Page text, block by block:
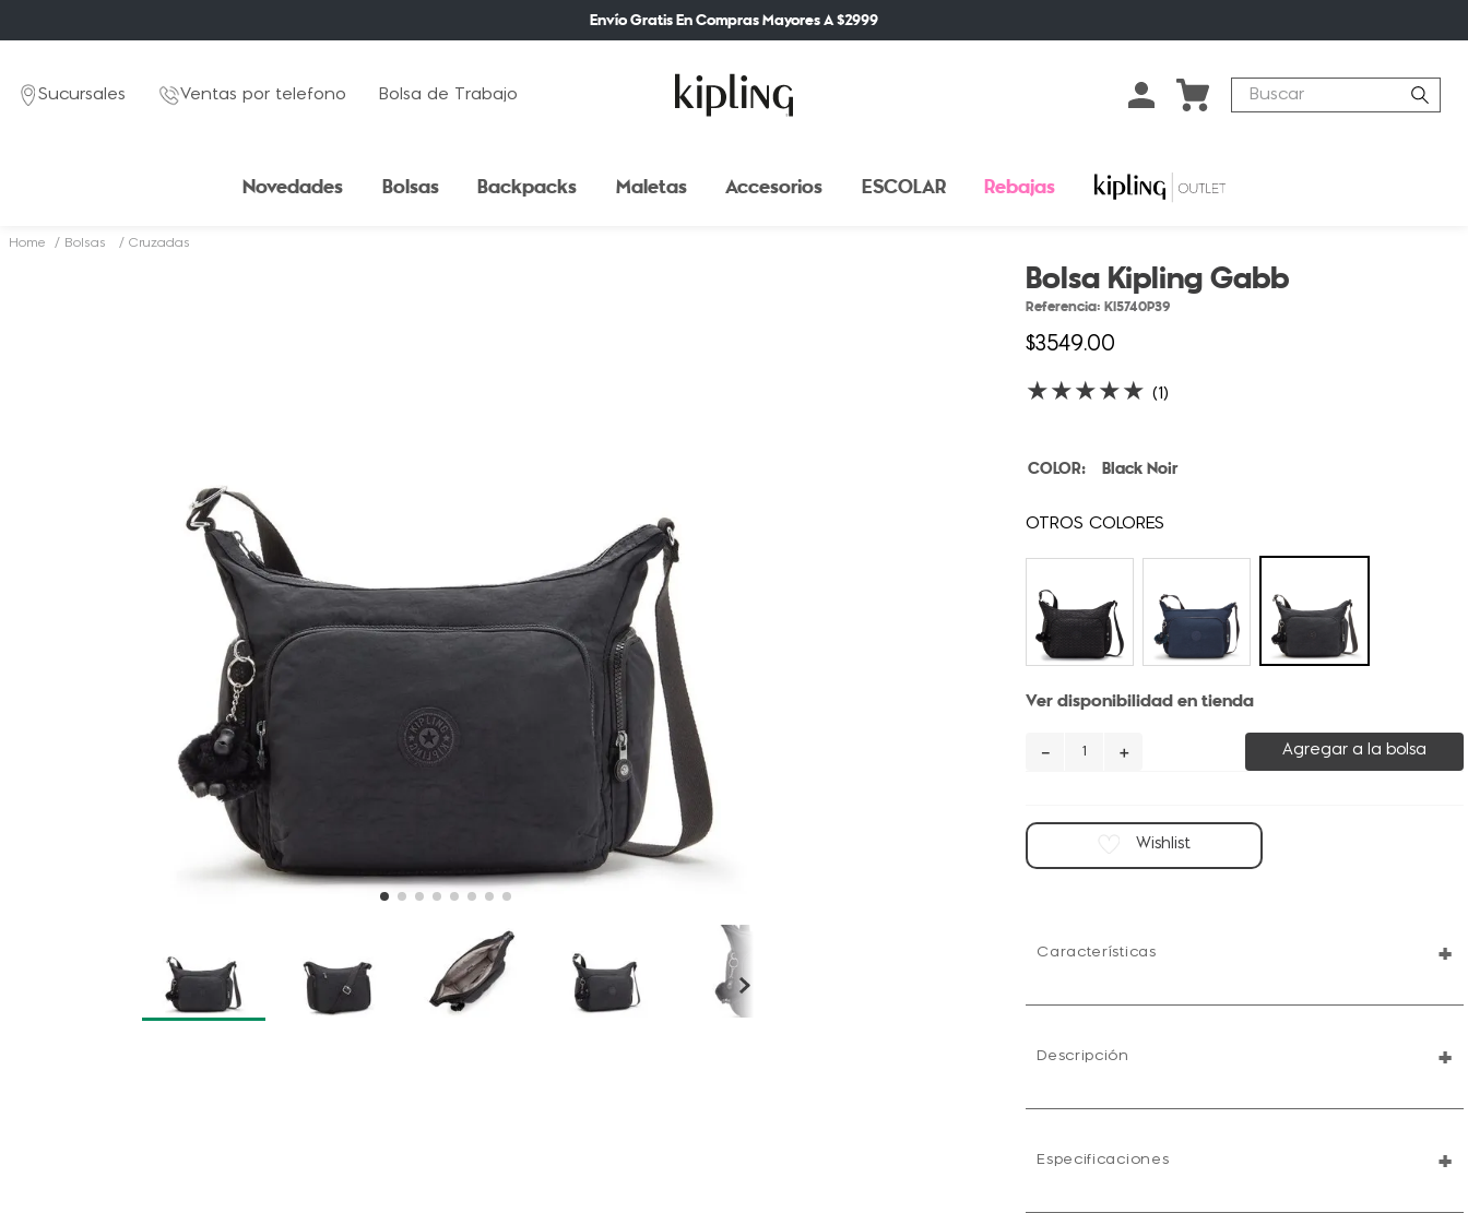
Envío Gratis En Compras Mayores A $2999
Sucursales Ventas por telefono Bolsa de Trabajo Buscar
Novedades Bolsas Backpacks Maletas Accesorios ESCOLAR Rebajas
Bolsas Cruzadas
Bolsa Kipling Gabb
Referencia:KI5740P39
$3549.00
★★★★★ (1)
Black Noir
Ver disponibilidad en tienda
＋
－ Agregar a la bolsa
Características +
Descripción +
Especificaciones +